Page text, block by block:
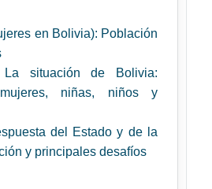
en Bolivia): Población
situación de Bolivia:
niñas, niños y
del Estado y de la
y principales desafíos